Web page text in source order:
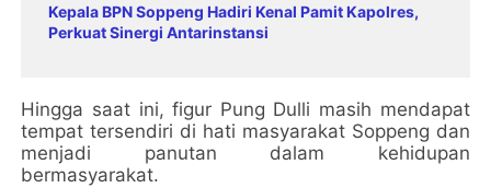
Kepala BPN Soppeng Hadiri Kenal Pamit Kapolres,
Perkuat Sinergi Antarinstansi
Hingga saat ini, figur Pung Dulli masih mendapat
tempat tersendiri di hati masyarakat Soppeng dan
menjadi panutan dalam kehidupan
bermasyarakat.